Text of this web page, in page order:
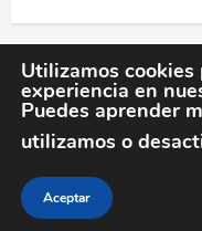
DE
1
Política de
Más
Utilizamos
experiencia en
Puedes aprender
utilizamos o
Aceptar